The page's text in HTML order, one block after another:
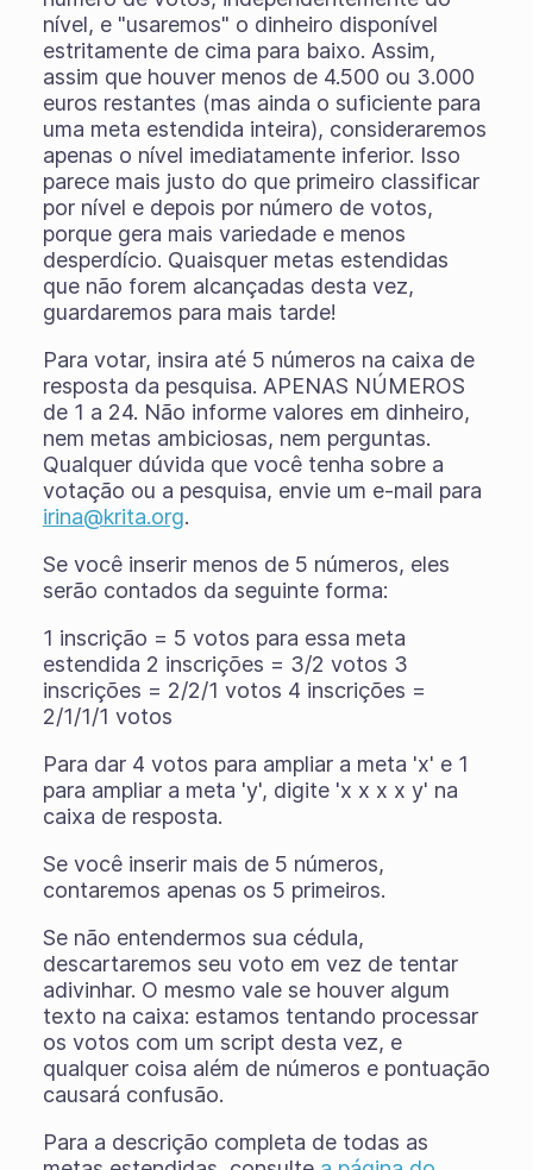
nível, e "usaremos" o dinheiro disponível
estritamente de cima para baixo. Assim,
assim que houver menos de 4.500 ou 3.000
euros restantes (mas ainda o suficiente para
uma meta estendida inteira), consideraremos
apenas o nível imediatamente inferior. Isso
parece mais justo do que primeiro classificar
por nível e depois por número de votos,
porque gera mais variedade e menos
desperdício. Quaisquer metas estendidas
que não forem alcançadas desta vez,
guardaremos para mais tarde!
Para votar, insira até 5 números na caixa de
resposta da pesquisa. APENAS NÚMEROS
de 1 a 24. Não informe valores em dinheiro,
nem metas ambiciosas, nem perguntas.
Qualquer dúvida que você tenha sobre a
votação ou a pesquisa, envie um e-mail para
irina@krita.org.
Se você inserir menos de 5 números, eles
serão contados da seguinte forma:
1 inscrição = 5 votos para essa meta
estendida 2 inscrições = 3/2 votos 3
inscrições = 2/2/1 votos 4 inscrições =
2/1/1/1 votos
Para dar 4 votos para ampliar a meta 'x' e 1
para ampliar a meta 'y', digite 'x x x x y' na
caixa de resposta.
Se você inserir mais de 5 números,
contaremos apenas os 5 primeiros.
Se não entendermos sua cédula,
descartaremos seu voto em vez de tentar
adivinhar. O mesmo vale se houver algum
texto na caixa: estamos tentando processar
os votos com um script desta vez, e
qualquer coisa além de números e pontuação
causará confusão.
Para a descrição completa de todas as